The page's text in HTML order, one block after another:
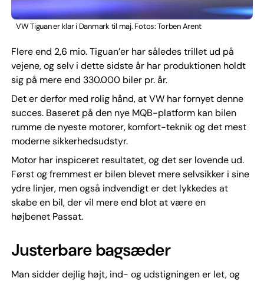
VW Tiguan er klar i Danmark til maj. Fotos: Torben Arent
Flere end 2,6 mio. Tiguan’er har således trillet ud på
vejene, og selv i dette sidste år har produktionen holdt
sig på mere end 330.000 biler pr. år.
Det er derfor med rolig hånd, at VW har fornyet denne
succes. Baseret på den nye MQB-platform kan bilen
rumme de nyeste motorer, komfort-teknik og det mest
moderne sikkerhedsudstyr.
Motor har inspiceret resultatet, og det ser lovende ud.
Først og fremmest er bilen blevet mere selvsikker i sine
ydre linjer, men også indvendigt er det lykkedes at
skabe en bil, der vil mere end blot at være en
højbenet Passat.
Justerbare bagsæder
Man sidder dejlig højt, ind- og udstigningen er let, og